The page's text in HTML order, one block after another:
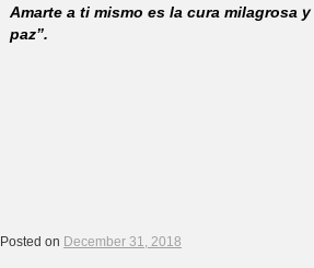
Amarte a ti mismo es la cura milagrosa
paz”.
Posted on December 31, 2018